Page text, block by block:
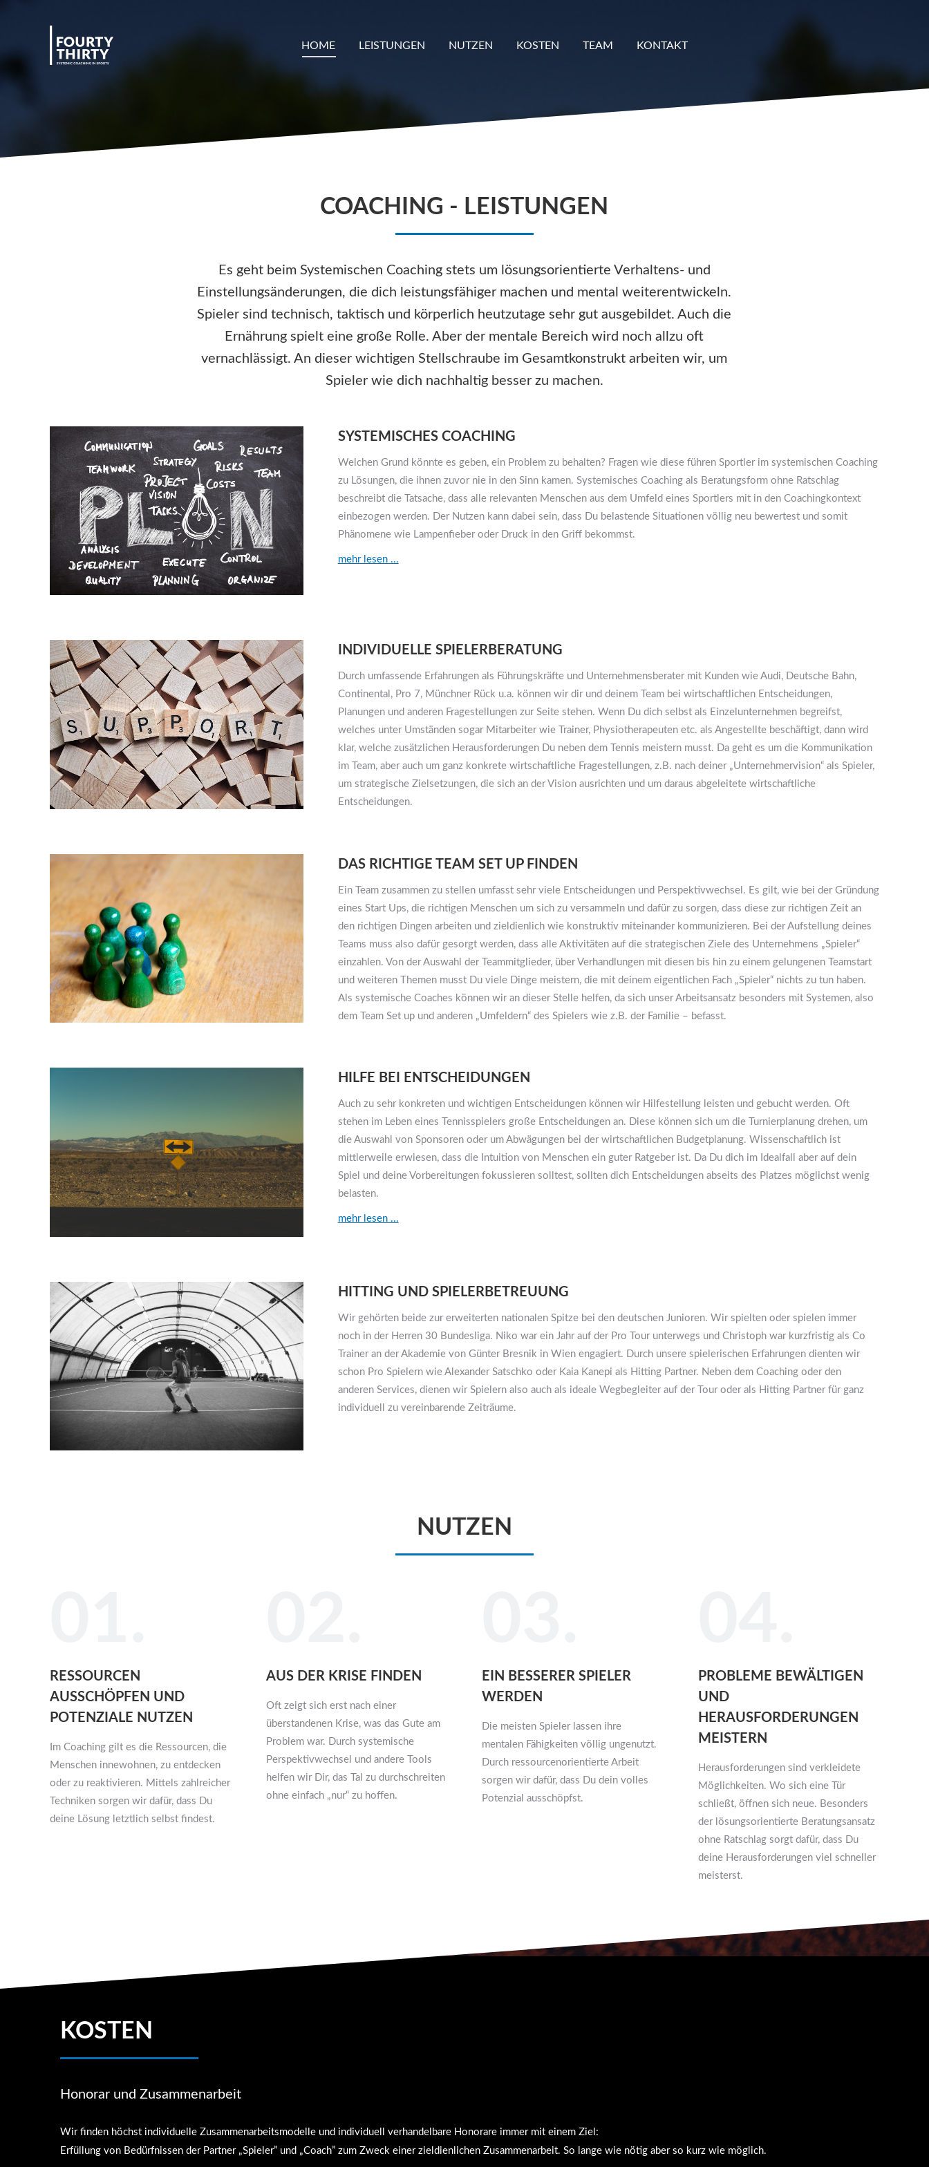
HOME LEISTUNGEN NUTZEN KOSTEN TEAM KONTAKT
COACHING - LEISTUNGEN
Es geht beim Systemischen Coaching stets um lösungsorientierte Verhaltens- und
Einstellungsänderungen, die dich leistungsfähiger machen und mental weiterentwickeln.
Spieler sind technisch, taktisch und körperlich heutzutage sehr gut ausgebildet. Auch die
Ernährung spielt eine große Rolle. Aber der mentale Bereich wird noch allzu oft
vernachlässigt. An dieser wichtigen Stellschraube im Gesamtkonstrukt arbeiten wir, um
Spieler wie dich nachhaltig besser zu machen.
SYSTEMISCHES COACHING
Welchen Grund könnte es geben, ein Problem zu behalten? Fragen wie diese führen Sportler im systemischen Coaching
zu Lösungen, die ihnen zuvor nie in den Sinn kamen. Systemisches Coaching als Beratungsform ohne Ratschlag
beschreibt die Tatsache, dass alle relevanten Menschen aus dem Umfeld eines Sportlers mit in den Coachingkontext
einbezogen werden. Der Nutzen kann dabei sein, dass Du belastende Situationen völlig neu bewertest und somit
Phänomene wie Lampenfieber oder Druck in den Griff bekommst.
mehr lesen ...
INDIVIDUELLE SPIELERBERATUNG
Durch umfassende Erfahrungen als Führungskräfte und Unternehmensberater mit Kunden wie Audi, Deutsche Bahn,
Continental, Pro 7, Münchner Rück u.a. können wir dir und deinem Team bei wirtschaftlichen Entscheidungen,
Planungen und anderen Fragestellungen zur Seite stehen. Wenn Du dich selbst als Einzelunternehmen begreifst,
welches unter Umständen sogar Mitarbeiter wie Trainer, Physiotherapeuten etc. als Angestellte beschäftigt, dann wird
klar, welche zusätzlichen Herausforderungen Du neben dem Tennis meistern musst. Da geht es um die Kommunikation
im Team, aber auch um ganz konkrete wirtschaftliche Fragestellungen, z.B. nach deiner „Unternehmervision“ als Spieler,
um strategische Zielsetzungen, die sich an der Vision ausrichten und um daraus abgeleitete wirtschaftliche
Entscheidungen.
DAS RICHTIGE TEAM SET UP FINDEN
Ein Team zusammen zu stellen umfasst sehr viele Entscheidungen und Perspektivwechsel. Es gilt, wie bei der Gründung
eines Start Ups, die richtigen Menschen um sich zu versammeln und dafür zu sorgen, dass diese zur richtigen Zeit an
den richtigen Dingen arbeiten und zieldienlich wie konstruktiv miteinander kommunizieren. Bei der Aufstellung deines
Teams muss also dafür gesorgt werden, dass alle Aktivitäten auf die strategischen Ziele des Unternehmens „Spieler“
einzahlen. Von der Auswahl der Teammitglieder, über Verhandlungen mit diesen bis hin zu einem gelungenen Teamstart
und weiteren Themen musst Du viele Dinge meistern, die mit deinem eigentlichen Fach „Spieler“ nichts zu tun haben.
Als systemische Coaches können wir an dieser Stelle helfen, da sich unser Arbeitsansatz besonders mit Systemen, also
dem Team Set up und anderen „Umfeldern“ des Spielers wie z.B. der Familie – befasst.
HILFE BEI ENTSCHEIDUNGEN
Auch zu sehr konkreten und wichtigen Entscheidungen können wir Hilfestellung leisten und gebucht werden. Oft
stehen im Leben eines Tennisspielers große Entscheidungen an. Diese können sich um die Turnierplanung drehen, um
die Auswahl von Sponsoren oder um Abwägungen bei der wirtschaftlichen Budgetplanung. Wissenschaftlich ist
mittlerweile erwiesen, dass die Intuition von Menschen ein guter Ratgeber ist. Da Du dich im Idealfall aber auf dein
Spiel und deine Vorbereitungen fokussieren solltest, sollten dich Entscheidungen abseits des Platzes möglichst wenig
belasten.
mehr lesen ...
HITTING UND SPIELERBETREUUNG
Wir gehörten beide zur erweiterten nationalen Spitze bei den deutschen Junioren. Wir spielten oder spielen immer
noch in der Herren 30 Bundesliga. Niko war ein Jahr auf der Pro Tour unterwegs und Christoph war kurzfristig als Co
Trainer an der Akademie von Günter Bresnik in Wien engagiert. Durch unsere spielerischen Erfahrungen dienten wir
schon Pro Spielern wie Alexander Satschko oder Kaia Kanepi als Hitting Partner. Neben dem Coaching oder den
anderen Services, dienen wir Spielern also auch als ideale Wegbegleiter auf der Tour oder als Hitting Partner für ganz
individuell zu vereinbarende Zeiträume.
NUTZEN
RESSOURCEN
AUSSCHÖPFEN UND
POTENZIALE NUTZEN
Im Coaching gilt es die Ressourcen, die
Menschen innewohnen, zu entdecken
oder zu reaktivieren. Mittels zahlreicher
Techniken sorgen wir dafür, dass Du
deine Lösung letztlich selbst findest.
AUS DER KRISE FINDEN
Oft zeigt sich erst nach einer
überstandenen Krise, was das Gute am
Problem war. Durch systemische
Perspektivwechsel und andere Tools
helfen wir Dir, das Tal zu durchschreiten
ohne einfach „nur“ zu hoffen.
EIN BESSERER SPIELER
WERDEN
Die meisten Spieler lassen ihre
mentalen Fähigkeiten völlig ungenutzt.
Durch ressourcenorientierte Arbeit
sorgen wir dafür, dass Du dein volles
Potenzial ausschöpfst.
PROBLEME BEWÄLTIGEN
UND
HERAUSFORDERUNGEN
MEISTERN
Herausforderungen sind verkleidete
Möglichkeiten. Wo sich eine Tür
schließt, öffnen sich neue. Besonders
der lösungsorientierte Beratungsansatz
ohne Ratschlag sorgt dafür, dass Du
deine Herausforderungen viel schneller
meisterst.
KOSTEN
Honorar und Zusammenarbeit
Wir finden höchst individuelle Zusammenarbeitsmodelle und individuell verhandelbare Honorare immer mit einem Ziel:
Erfüllung von Bedürfnissen der Partner „Spieler” und „Coach” zum Zweck einer zieldienlichen Zusammenarbeit. So lange wie nötig aber so kurz wie möglich.